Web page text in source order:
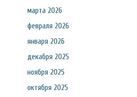
марта 2026
февраля 2026
января 2026
декабря 2025
ноября 2025
октября 2025